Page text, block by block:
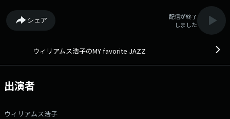
シェア
配信が終了
しました
ウィリアムス浩子のMY favorite JAZZ
出演者
ウィリアムス浩子